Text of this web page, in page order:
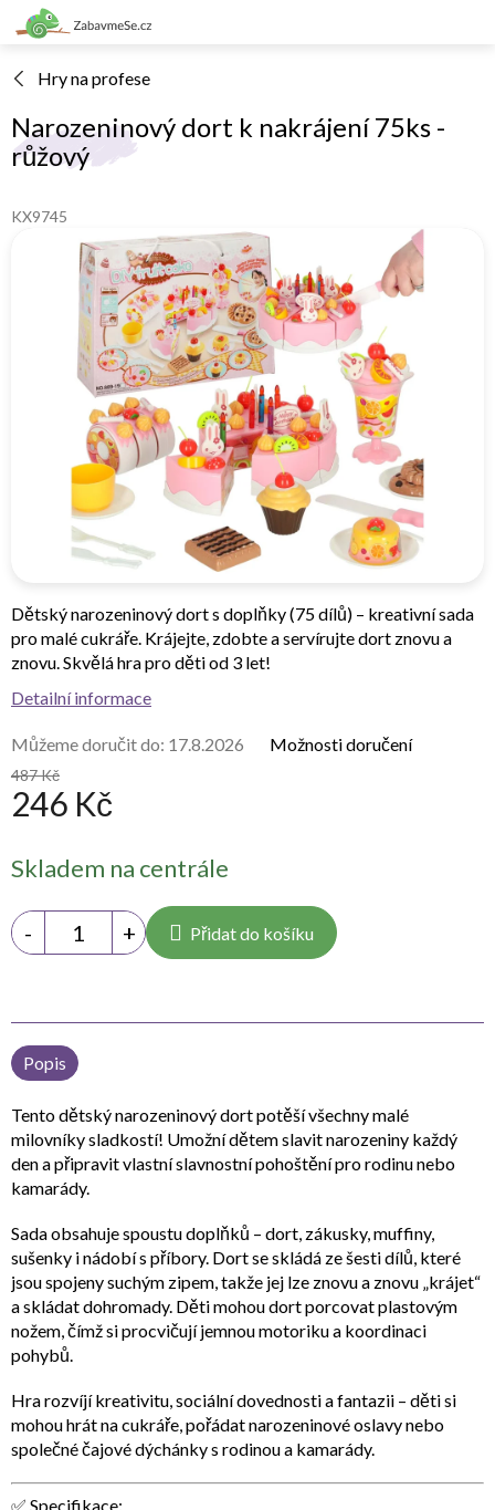
Přejít
na
Hry na profese
Narozeninový dort k nakrájení 75ks -
růžový
KX9745
487 Kč
246 Kč
cena:
Skladem na centrále
Můžeme doručit do: 17.8.2026 Možnosti doručení
Přidat do košíku
Dětský narozeninový dort s doplňky (75 dílů) – kreativní sada
pro malé cukráře. Krájejte, zdobte a servírujte dort znovu a
znovu. Skvělá hra pro děti od 3 let!
Detailní informace
Popis
Tentodětský narozeninový dortpotěší všechny malé
milovníky sladkostí! Umožní dětem slavit narozeniny každý
den a připravit vlastní slavnostní pohoštění pro rodinu nebo
kamarády.
Sada obsahujespoustu doplňků – dort, zákusky, muffiny,
sušenky i nádobí s příbory. Dort se skládá ze šesti dílů, které
jsou spojeny suchým zipem, takže jej lze znovu a znovu „krájet“
a skládat dohromady. Děti mohou dort porcovat plastovým
nožem, čímž siprocvičují jemnou motoriku a koordinaci
pohybů.
Hra rozvíjíkreativitu, sociální dovednosti a fantazii – děti si
mohou hrát na cukráře, pořádat narozeninové oslavy nebo
společné čajové dýchánky s rodinou a kamarády.
✅ Specifikace: